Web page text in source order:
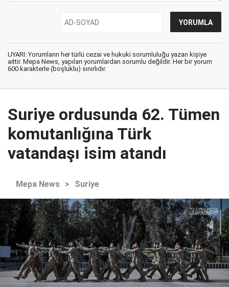
UYARI: Yorumların her türlü cezai ve hukuki sorumluluğu yazan kişiye
aittir. Mepa News, yapılan yorumlardan sorumlu değildir. Her bir yorum
600 karakterle (boşluklu) sınırlıdır.
Suriye ordusunda 62. Tümen
komutanlığına Türk
vatandaşı isim atandı
Mepa News > Suriye